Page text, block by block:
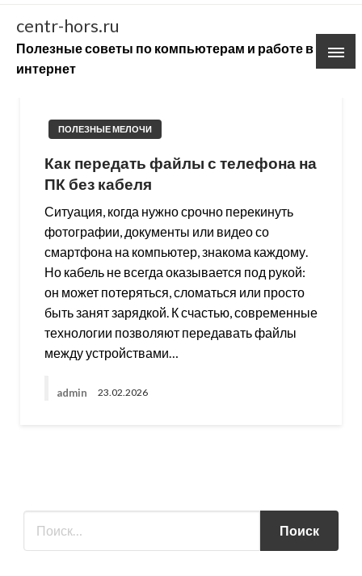
Skip
content
centr-hors.ru
Полезные советы по компьютерам и работе в
интернет
ПОЛЕЗНЫЕ МЕЛОЧИ
Как передать файлы с телефона на
ПК без кабеля
Ситуация, когда нужно срочно перекинуть
фотографии, документы или видео со
смартфона на компьютер, знакома каждому.
Но кабель не всегда оказывается под рукой:
он может потеряться, сломаться или просто
быть занят зарядкой. К счастью, современные
технологии позволяют передавать файлы
между устройствами…
admin 23.02.2026